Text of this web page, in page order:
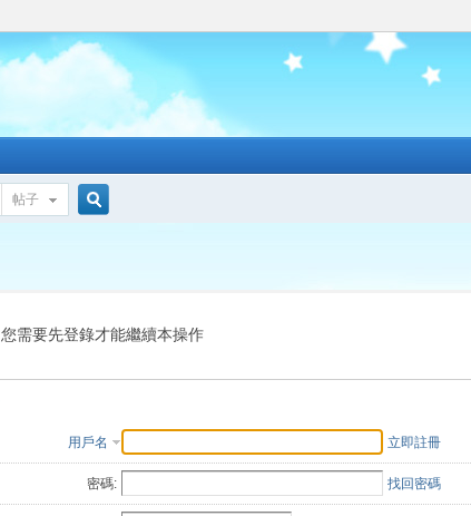
帖子
索
您需要先登錄才能繼續本操作
用戶名 立即註冊
密碼: 找回密碼